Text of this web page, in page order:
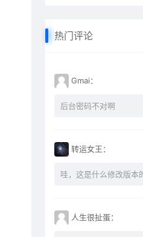
热门评论
Gmai：
后台密码不对啊
转运女王：
哇，这是什么修改版本
人生很扯蛋：